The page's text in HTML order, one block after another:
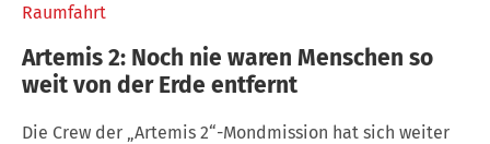
Raumfahrt
Artemis 2: Noch nie waren Menschen so
weit von der Erde entfernt
Die Crew der „Artemis 2“-Mondmission hat sich weiter